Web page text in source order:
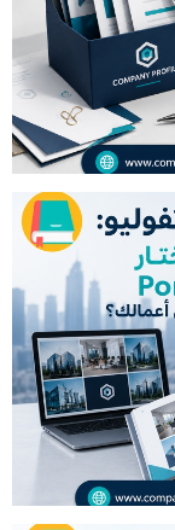
نماذج بورتفوليو: كيف تختار Portfolio